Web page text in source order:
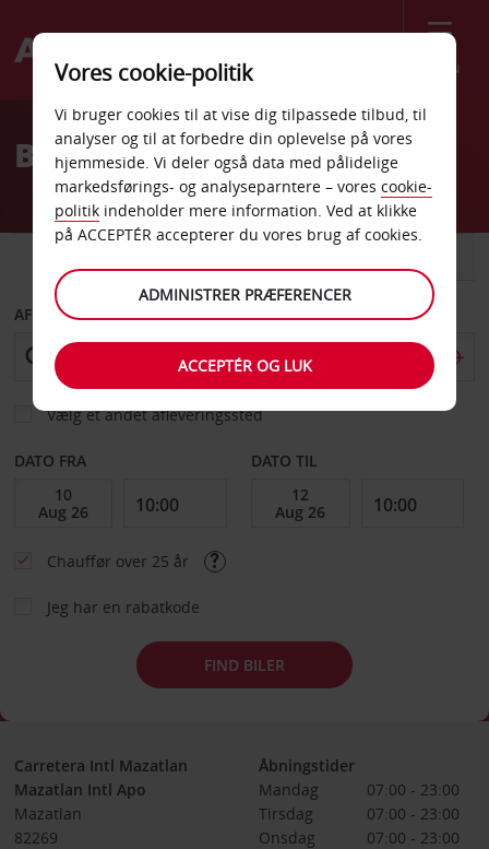
Menu
Welcome
AvisBilleje Mazatlan Lufthavn
AFHENT FRA
Vælg et andet afleveringssted
DATO FRA DATO TIL
Chauffør over 25 år
Jeg har en rabatkode
FIND BILER
Carretera Intl Mazatlan
Mazatlan Intl Apo
Mazatlan
82269
Åbningstider
Mandag
07:00 - 23:00
Tirsdag
07:00 - 23:00
Onsdag
07:00 - 23:00
Vores cookie-politik
Vi bruger cookies til at vise dig tilpassede tilbud, til
analyser og til at forbedre din oplevelse på vores
hjemmeside. Vi deler også data med pålidelige
markedsførings- og analyseparntere – vores cookie-
politik indeholder mere information. Ved at klikke
på ACCEPTÉR accepterer du vores brug af cookies.
ADMINISTRER PRÆFERENCER
ACCEPTÉR OG LUK